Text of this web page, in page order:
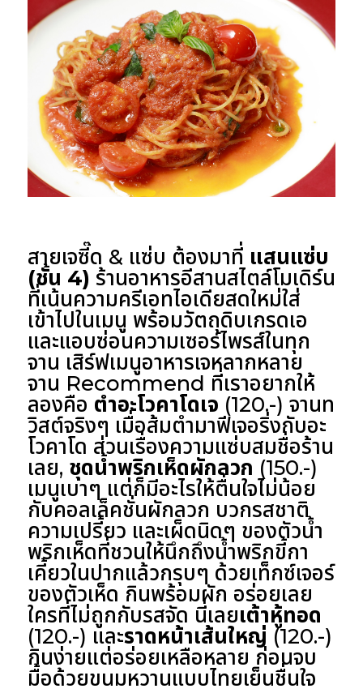
สายเจซี๊ด & แซ่บ ต้องมาที่ แสนแซ่บ
(ชั้น 4) ร้านอาหารอีสานสไตล์โมเดิร์น
ที่เน้นความครีเอทไอเดียสดใหม่ใส่
เข้าไปในเมนู พร้อมวัตถุดิบเกรดเอ
และแอบซ่อนความเซอร์ไพรส์ในทุก
จาน เสิร์ฟเมนูอาหารเจหลากหลาย
จาน Recommend ที่เราอยากให้
ลองคือ ตำอะโวคาโดเจ (120.-) จานท
วิสต์จริงๆ เมื่อส้มตำมาฟีเจอริ่งกับอะ
โวคาโด ส่วนเรื่องความแซ่บสมชื่อร้าน
เลย, ชุดน้ำพริกเห็ดผักลวก (150.-)
เมนูเบาๆ แต่ก็มีอะไรให้ตื่นใจไม่น้อย
กับคอลเล็คชั่นผักลวก บวกรสชาติ
ความเปรี้ยว และเผ็ดนิดๆ ของตัวน้ำ
พริกเห็ดที่ชวนให้นึกถึงน้ำพริกขี้กา
เคี้ยวในปากแล้วกรุบๆ ด้วยเท็กซ์เจอร์
ของตัวเห็ด กินพร้อมผัก อร่อยเลย
ใครที่ไม่ถูกกับรสจัด นี่เลยเต้าหู้ทอด
(120.-) และราดหน้าเส้นใหญ่ (120.-)
กินง่ายแต่อร่อยเหลือหลาย ก่อนจบ
มื้อด้วยขนมหวานแบบไทยเย็นชื่นใจ